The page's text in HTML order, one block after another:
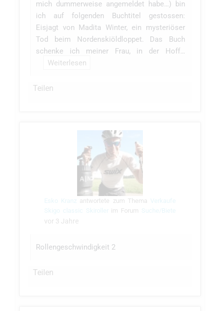
mich dummerweise angemeldet habe…) bin
ich auf folgenden Buchtitel gestossen:
Eisjagt von Madita Winter, ein mysteriöser
Tod beim Nordenskiöldloppet. Das Buch
schenke ich meiner Frau, in der Hoff…
Weiterlesen
Teilen
Esko Kranzantwortete zum Thema Verkaufe
Skigo classic Skiroller im Forum Suche/Biete
vor 3 Jahre
Rollengeschwindigkeit 2
Teilen